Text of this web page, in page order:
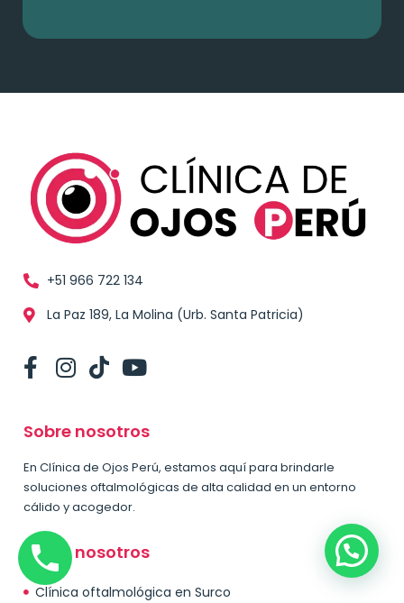
+51 966 722 134
La Paz 189, La Molina (Urb. Santa Patricia)
Sobre nosotros
En Clínica de Ojos Perú, estamos aquí para brindarle
soluciones oftalmológicas de alta calidad en un entorno
cálido y acogedor.
Sobre nosotros
Clínica oftalmológica en Surco